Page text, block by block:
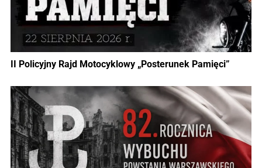
II Policyjny Rajd Motocyklowy „Posterunek Pamięci”